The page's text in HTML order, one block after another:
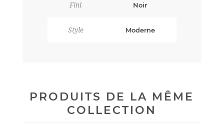
Fini Noir
Style Moderne
PRODUITS DE LA MÊME
COLLECTION